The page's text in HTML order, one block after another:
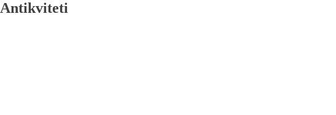
Antikviteti